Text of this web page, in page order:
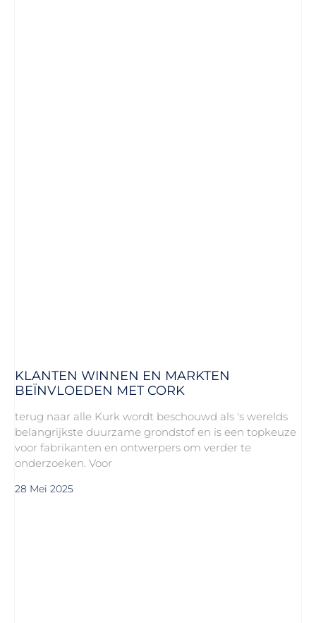
KLANTEN WINNEN EN MARKTEN
BEÏNVLOEDEN MET CORK
terug naar alle Kurk wordt beschouwd als 's werelds
belangrijkste duurzame grondstof en is een topkeuze
voor fabrikanten en ontwerpers om verder te
onderzoeken. Voor
28 Mei 2025